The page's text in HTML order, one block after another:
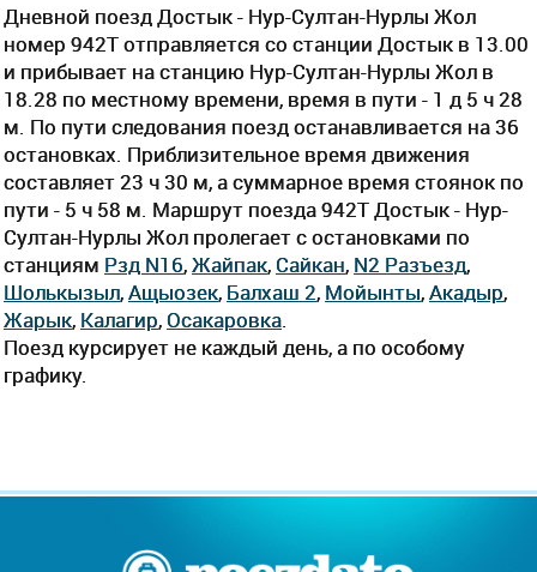
Дневной поезд Достык - Нур-Султан-Нурлы Жол
номер 942Т отправляется со станции Достык в 13.00
и прибывает на станцию Нур-Султан-Нурлы Жол в
18.28 по местному времени, время в пути - 1 д 5 ч 28
м. По пути следования поезд останавливается на 36
остановках. Приблизительное время движения
составляет 23 ч 30 м, а суммарное время стоянок по
пути - 5 ч 58 м. Маршрут поезда 942Т Достык - Нур-
Султан-Нурлы Жол пролегает c остановками по
станциям Рзд N16,Жайпак, Сайкан, N2 Разъезд,
Шолькызыл,Ащыозек, Балхаш 2, Мойынты,Акадыр,
Жарык, Калагир,Осакаровка
Поезд курсирует не каждый день, а по особому
графику.